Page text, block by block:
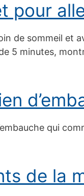
pour
de sommeil et
5 minutes,
qui
de la